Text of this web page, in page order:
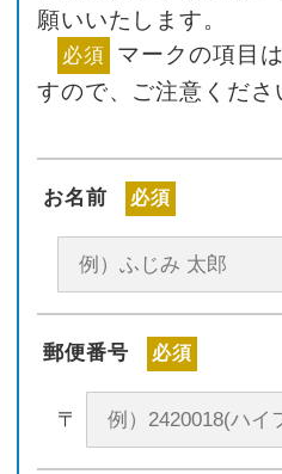
願いいたします。
必須 マークの項目
すので、ご注意くださ
お名前 必須
郵便番号 必須
〒